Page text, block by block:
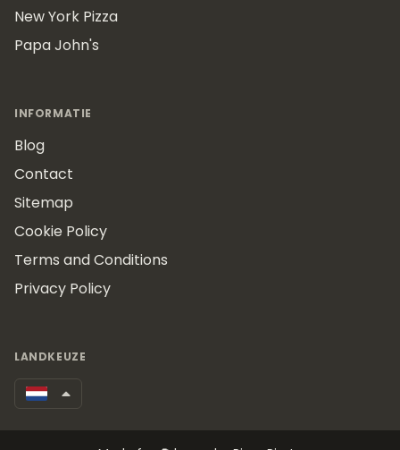
New York Pizza
Papa John's
INFORMATIE
Blog
Contact
Sitemap
Cookie Policy
Terms and Conditions
Privacy Policy
LANDKEUZE